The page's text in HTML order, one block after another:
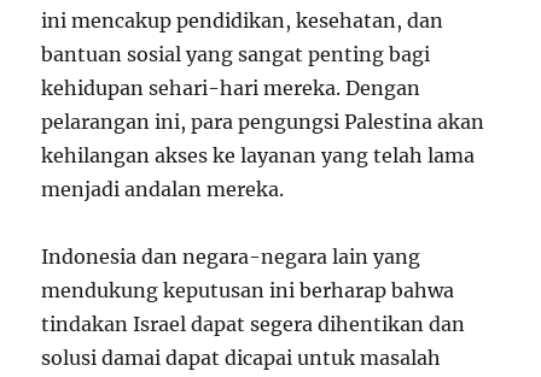
ini mencakup pendidikan, kesehatan, dan
bantuan sosial yang sangat penting bagi
kehidupan sehari-hari mereka. Dengan
pelarangan ini, para pengungsi Palestina akan
kehilangan akses ke layanan yang telah lama
menjadi andalan mereka.
Indonesia dan negara-negara lain yang
mendukung keputusan ini berharap bahwa
tindakan Israel dapat segera dihentikan dan
solusi damai dapat dicapai untuk masalah